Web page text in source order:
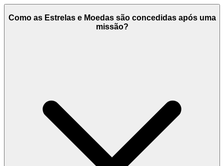
Como as Estrelas e Moedas são concedidas após uma
missão?